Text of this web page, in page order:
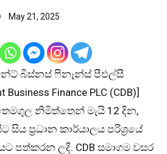
May 21, 2025
බිස්නස් ෆිනෑන්ස් පීඑල්සී
Business Finance PLC (CDB)]
නිමිත්තෙන් මැයි 12 දින,
ප්‍රධාන කාර්යාලය පරිශ්‍රයේ
පත්කරන ලදි. CDB සමාගම වසර